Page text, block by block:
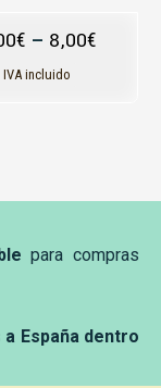
€ – 8,00€
IVA incluido
para compras
España dentro